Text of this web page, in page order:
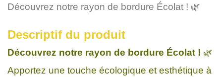
Découvrez notre rayon de bordure Écolat ! 🌿
Descriptif du produit
Découvrez notre rayon de bordure Écolat ! 🌿
Apportez une touche écologique et esthétique à